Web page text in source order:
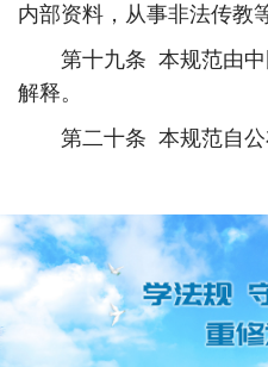
内部资料，从事非法传教
第十九条 本规范由中
解释。
第二十条 本规范自公